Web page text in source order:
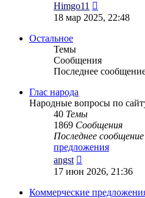
Himgo11
к
18 мар 2025, 22:48
Остальное
Темы
Сообщения
Последнее
Глас народа
Народные вопросы по
40 Темы
1869 Сообщения
Последнее сообщение
предложения
angst
к
сообщению
17 июн 2026, 21:36
Коммерческие